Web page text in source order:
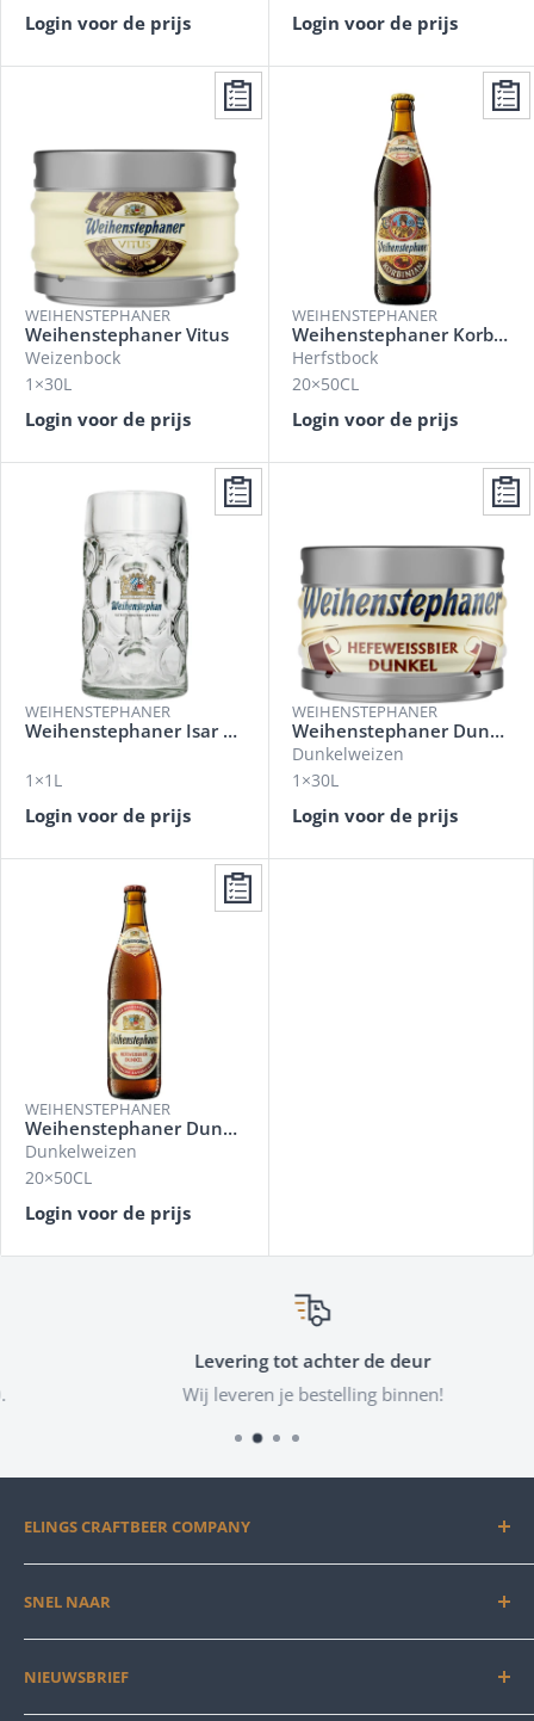
Login voor de prijs Login voor de prijs
WEIHENSTEPHANER
Weihenstephaner Vitus
Weizenbock
1×30L
Login voor de prijs
WEIHENSTEPHANER
Weihenstephaner Korbinian
Herfstbock
20×50CL
Login voor de prijs
WEIHENSTEPHANER
Weihenstephaner Isar Pull
1×1L
Login voor de prijs
WEIHENSTEPHANER
Weihenstephaner Dunkel Weizen
Dunkelweizen
1×30L
Login voor de prijs
WEIHENSTEPHANER
Weihenstephaner Dunkel Weizen
Dunkelweizen
20×50CL
Login voor de prijs
Levering tot achter de deur
Wij leveren je bestelling binnen!
ELINGS CRAFTBEER COMPANY
Elings combineert het beste Europese craftbeer-
portfolio met een compleet aanbod aan traditionele
bieren. Exclusief én veelzijdig!
SNEL NAAR
Mijn Account
Mijn Bestellingen
NIEUWSBRIEF